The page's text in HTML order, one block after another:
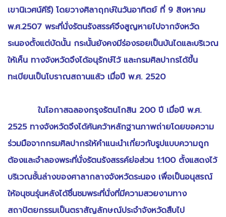
เขานิเวศน์คีรี) โดยวางศิลาฤกษ์ในวันอาทิตย์ ที่ 9 สิงหาคม
พ.ศ.2507 พระที่นั่งรัตนรังสรรค์จึงสูญหายไปจากจังหวัด
ระนองตั้งแต่บัดนั้น กระนั้นยังคงมีร่องรอยเป็นบันไดและบริเวณ
ให้เห็น ทางจังหวัดจึงได้อนุรักษ์ไว้ และกรมศิลปากรได้ขึ้น
ทะเบียนเป็นโบราณสถานแล้ว เมื่อปี พ.ศ. 2520
ในโอกาสฉลองกรุงรัตนโกสิน 200 ปี เมื่อปี พ.ศ.
2525 ทางจังหวัดจึงได้ค้นคว้าหลักฐานภาพถ่ายโดยขอความ
ร่วมมือจากกรมศิลปากรให้คำแนะนำเกี่ยวกับรูปแบบความถูก
ต้องและจำลองพระที่นั่งรัตนรังสรรค์ย่อส่วน 1:100 ตั้งแสดงไว้
บริเวณชั้นล่างของศาลากลางจังหวัดระนอง เพื่อเป็นอนุสรณ์
ให้อนุชนรุ่นหลังได้ชื่นชมพระที่นั่งที่มีความสวยงามทาง
สถาปัตยกรรมเป็นตราสัญลักษณ์ประจำจังหวัดสืบไป